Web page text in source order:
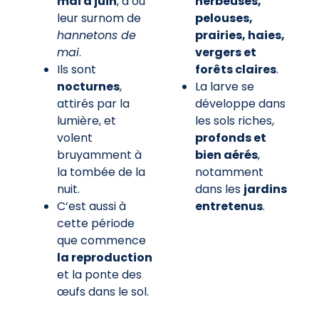
leur surnom de
hannetons de
mai.
Ils sont
nocturnes,
attirés par la
lumière, et
volent
bruyamment à
la tombée de la
nuit.
C’est aussi à
cette période
que commence
la reproduction
et la ponte des
œufs dans le sol.
pelouses,
prairies, haies,
vergers et
forêts claires.
La larve se
développe dans
les sols riches,
profonds et
bien aérés,
notamment
dans les jardins
entretenus.